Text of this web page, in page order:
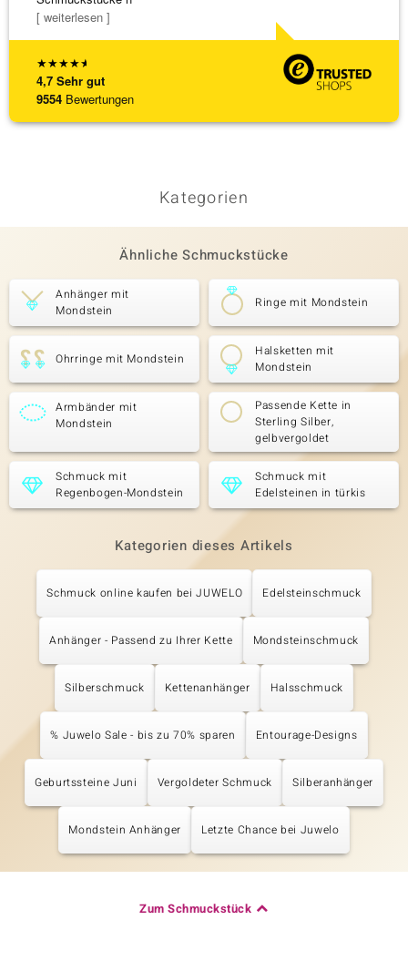
★★★★★
4,7 Sehr gut
9554 Bewertungen
[ weiterlesen ]
Kategorien
Ähnliche Schmuckstücke
Anhänger mit
Mondstein
Ringe mit Mondstein
Ohrringe mit Mondstein
Halsketten mit
Mondstein
Armbänder mit
Mondstein
Passende Kette in
Sterling Silber,
gelbvergoldet
Schmuck mit
Regenbogen-Mondstein
Schmuck mit
Edelsteinen in türkis
Kategorien dieses Artikels
Schmuck online kaufen bei JUWELO Edelsteinschmuck
Anhänger - Passend zu Ihrer Kette Mondsteinschmuck
Silberschmuck Kettenanhänger Halsschmuck
% Juwelo Sale - bis zu 70% sparen Entourage-Designs
Geburtssteine Juni Vergoldeter Schmuck Silberanhänger
Mondstein Anhänger Letzte Chance bei Juwelo
Zum Schmuckstück